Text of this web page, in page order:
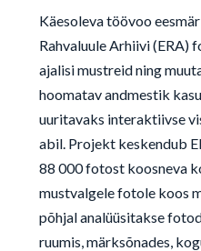
Käesoleva töövoo
Rahvaluule Arhiivi (ERA)
ajalisi mustreid ning
hoomatav andmestik
uuritavaks interaktiivse
abil. Projekt keskendub
88 000 fotost koosneva
mustvalgele fotole koos
põhjal analüüsitakse
ruumis, märksõnades,